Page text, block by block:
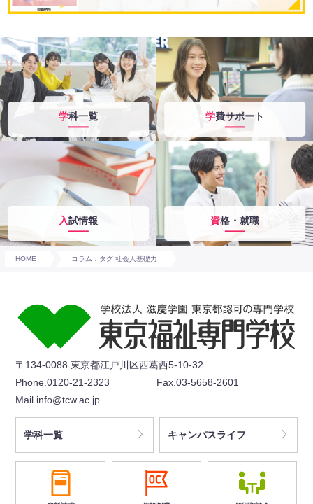
学科一覧 学費サポート
入試情報 資格・就職
HOME コラム：タグ 社会人基礎力
〒134-0088 東京都江戸川区西葛西5-10-32
Phone.0120-21-2323
Fax.03-5658-2601
Mail.info@tcw.ac.jp
学科一覧 キャンパスライフ